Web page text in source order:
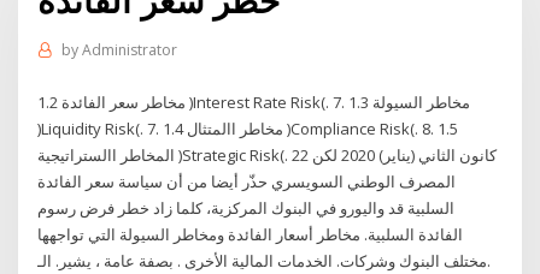
byAdministrator
1.2 مخاطر سعر الفائدة )Interest Rate Risk(. 7. 1.3 مخاطر السيولة
)Liquidity Risk(. 7. 1.4 مخاطر االمتثال )Compliance Risk(. 8. 1.5
المخاطر االستراتيجية )Strategic Risk(. 22 كانون الثاني (يناير) 2020 لكن
المصرف الوطني السويسري حذّر أيضا من أن سياسة سعر الفائدة
السلبية قد واليورو في البنوك المركزية، كلما زاد خطر فرض رسوم
الفائدة السلبية. مخاطر أسعار الفائدة ومخاطر السيولة التي تواجهها
مختلف البنوك وشركات. الخدمات المالية اﻷخرى . بصفة عامة ، يشير. الـ.